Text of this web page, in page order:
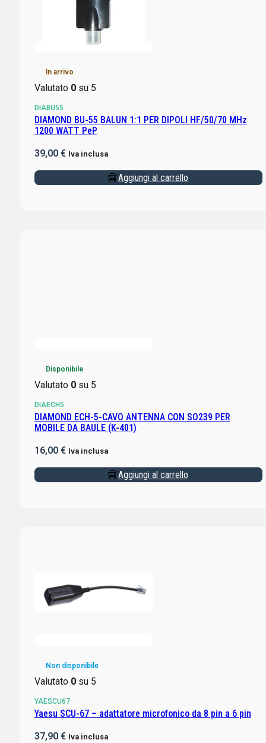
In arrivo
Valutato 0su 5
DIABU55
DIAMOND BU-55 BALUN 1:1 PER DIPOLI HF/50/70 MHz
1200 WATT PeP
39,00 € Iva inclusa
Aggiungi al carrello
Disponibile
Valutato 0su 5
DIAECH5
DIAMOND ECH-5-CAVO ANTENNA CON SO239 PER
MOBILE DA BAULE (K-401)
16,00 € Iva inclusa
Aggiungi al carrello
Non disponibile
Valutato 0su 5
YAESCU67
Yaesu SCU-67 – adattatore microfonico da 8 pin a 6 pin
37,90 € Iva inclusa